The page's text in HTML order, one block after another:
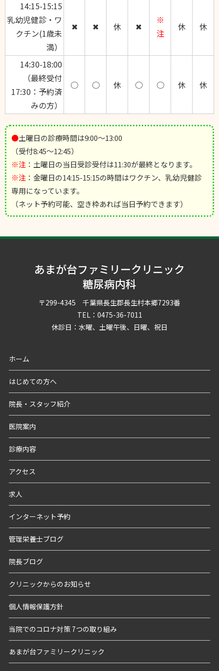
14:15-15:15
乳幼児健診・ワ
クチン(1歳未
満）
✖ ✖ 休 ✖
※
注
休 休
14:30-18:00
（最終受付
17:30：予約済
みの方）
○ ○ 休 ○ ○ 休 休
●土曜日の診療時間は9:00～13:00
（受付8:45～12:45）
※注 ：土曜日の当日受診受付は11:30が最終となります。
※注 ：金曜日の14:15-15:15の時間はワクチン、乳幼児健診
専用になっています。
（ネット予約可能、空き枠あれば当日予約できます）
あまが台ファミリークリニック
糖尿病内科
〒299-4345 千葉県長生郡長生村本郷7293番
TEL：0475-36-7011
休診日：水曜、土曜午後、日曜、祝日
ホーム
はじめての方へ
院長・スタッフ紹介
医院案内
診療内容
アクセス
求人
インターネット予約
管理栄養士ブログ
院長ブログ
クリニックからのお知らせ
個人情報保護方針
当院でのコロナ対策 7つの取り組み
あまが台ファミリークリニック